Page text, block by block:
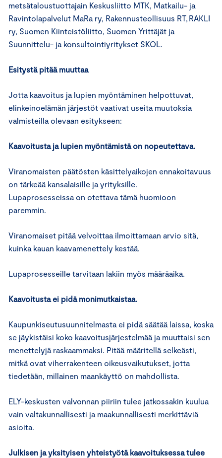
metsätaloustuottajain Keskusliitto MTK, Matkailu- ja
Ravintolapalvelut MaRa ry, Rakennusteollisuus RT, RAKLI
ry, Suomen Kiinteistöliitto, Suomen Yrittäjät ja
Suunnittelu- ja konsultointiyritykset SKOL.
Esitystä pitää muuttaa
Jotta kaavoitus ja lupien myöntäminen helpottuvat,
elinkeinoelämän järjestöt vaativat useita muutoksia
valmisteilla olevaan esitykseen:
Kaavoitusta ja lupien myöntämistä on nopeutettava.
Viranomaisten päätösten käsittelyaikojen ennakoitavuus
on tärkeää kansalaisille ja yrityksille.
Lupaprosesseissa on otettava tämä huomioon
paremmin.
Viranomaiset pitää velvoittaa ilmoittamaan arvio sitä,
kuinka kauan kaavamenettely kestää.
Lupaprosesseille tarvitaan lakiin myös määräaika.
Kaavoitusta ei pidä monimutkaistaa.
Kaupunkiseutusuunnitelmasta ei pidä säätää laissa, koska
se jäykistäisi koko kaavoitusjärjestelmää ja muuttaisi sen
menettelyjä raskaammaksi. Pitää määritellä selkeästi,
mitkä ovat viherrakenteen oikeusvaikutukset, jotta
tiedetään, millainen maankäyttö on mahdollista.
ELY-keskusten valvonnan piiriin tulee jatkossakin kuulua
vain valtakunnallisesti ja maakunnallisesti merkittäviä
asioita.
Julkisen ja yksityisen yhteistyötä kaavoituksessa tulee